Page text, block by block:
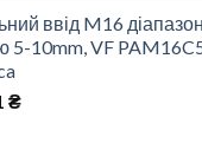
ввід M16
5-10mm, VF
₴